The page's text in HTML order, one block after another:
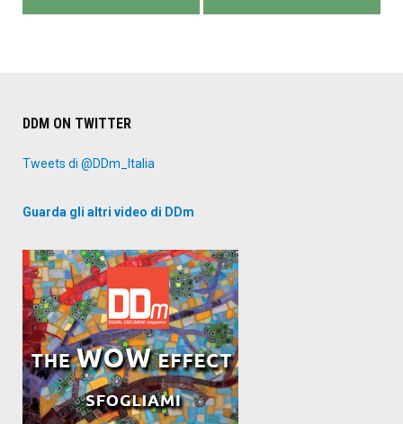
DDM ON TWITTER
Tweets di @DDm_Italia
Guarda gli altri video di DDm